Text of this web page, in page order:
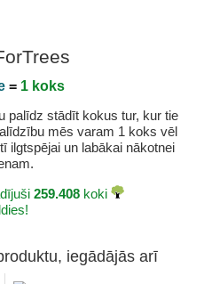
= 1 koks
palīdz stādīt kokus tur, kur tie
mēs varam 1 koks vēl
ilgtspējai un labākai nākotnei
259.408 koki
iegādājās arī